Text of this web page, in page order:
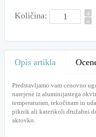
Količina: +
-
Opis artikla
Predstavljamo vam cenovno
narejene iz aluminijastega
temperaturam, tekočinam in
piknik ali katerikoli družabni
aktovko.